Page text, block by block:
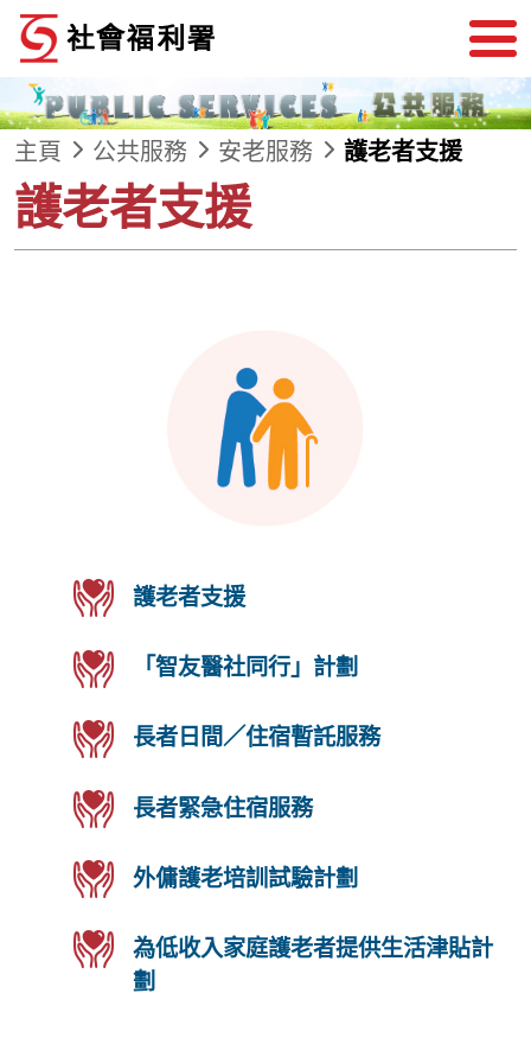
跳到內容
主頁 公共服務 安老服務 護老者支援
護老者支援
護老者支援
「智友醫社同行」計劃
長者日間／住宿暫託服務
長者緊急住宿服務
外傭護老培訓試驗計劃
為低收入家庭護老者提供生活津貼計
劃